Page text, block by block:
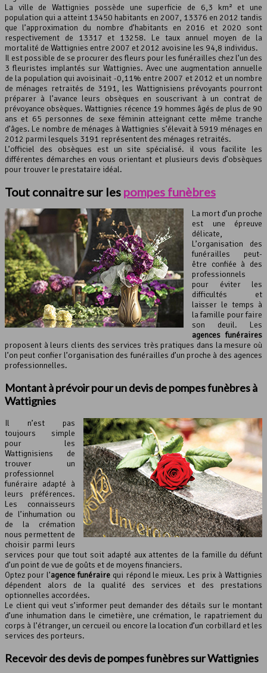
Leaflet, ©OpenStreetMapcontributeurs
La ville de Wattignies possède une superficie de 6,3 km² et une
population qui a atteint 13450 habitants en 2007, 13376 en 2012 tandis
que l’approximation du nombre d’habitants en 2016 et 2020 sont
respectivement de 13317 et 13258. Le taux annuel moyen de la
mortalité de Wattignies entre 2007 et 2012 avoisine les 94,8 individus.
Il est possible de se procurer des fleurs pour les funérailles chez l’un des
3 fleuristes implantés sur Wattignies. Avec une augmentation annuelle
de la population qui avoisinait -0,11% entre 2007 et 2012 et un nombre
de ménages retraités de 3191, les Wattignisiens prévoyants pourront
préparer à l’avance leurs obsèques en souscrivant à un contrat de
prévoyance obsèques. Wattignies récence 19 hommes âgés de plus de 90
ans et 65 personnes de sexe féminin atteignant cette même tranche
d’âges. Le nombre de ménages à Wattignies s’élevait à 5919 ménages en
2012 parmi lesquels 3191 représentent des ménages retraités.
L’officiel des obsèques est un site spécialisé. il vous facilite les
différentes démarches en vous orientant et plusieurs devis d’obsèques
pour trouver le prestataire idéal.
Tout connaitre sur les pompes funèbres
La mort d’un proche
est une épreuve
délicate,
L’organisation des
funérailles peut-
être confiée à des
professionnels
pour éviter les
difficultés et
laisser le temps à
la famille pour faire
son deuil. Les
agences funéraires
proposent à leurs clients des services très pratiques dans la mesure où
l’on peut confier l’organisation des funérailles d’un proche à des agences
professionnelles.
Montant à prévoir pour un devis de pompes funèbres à
Wattignies
Il n’est pas
toujours simple
pour les
Wattignisiens de
trouver un
professionnel
funéraire adapté à
leurs préférences.
Les connaisseurs
de l’inhumation ou
de la crémation
nous permettent de
choisir parmi leurs
services pour que tout soit adapté aux attentes de la famille du défunt
d’un point de vue de goûts et de moyens financiers.
Optez pour l’agence funérairequi répond le mieux. Les prix à Wattignies
dépendent alors de la qualité des services et des prestations
optionnelles accordées.
Le client qui veut s’informer peut demander des détails sur le montant
d’une inhumation dans le cimetière, une crémation, le rapatriement du
corps à l’étranger, un cercueil ou encore la location d’un corbillard et les
services des porteurs.
Recevoir des devis depompes funèbressur Wattignies